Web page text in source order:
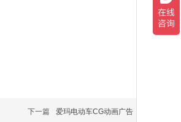
下一篇 爱玛电动车CG动画广告